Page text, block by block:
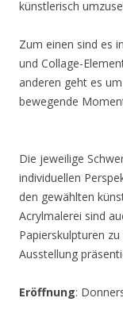
künstlerisch
Zum einen sind es
und Collage-
anderen geht es
bewegende
Die jeweilige
individuellen
den gewählten
Acrylmalerei sind
Papierskulpturen
Ausstellung
Eröffnung: